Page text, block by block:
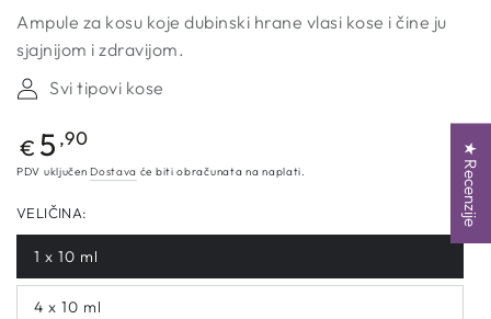
Ampule za kosu koje dubinski hrane vlasi kose i čine ju
sjajnijom i zdravijom.
Svi tipovi kose
Redovna
cijena
€ 5 ,90
PDV uključenDostava će biti obračunata na naplati.
VELIČINA:
1 x 10 ml
4 x 10 ml
★ Recenzije